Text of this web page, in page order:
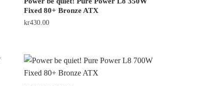
Fixed 80+ Bronze ATX
kr430.00